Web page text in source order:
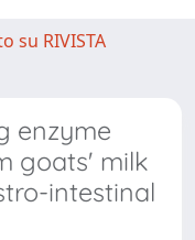
su RIVISTA
enzyme
goats' milk
intestinal